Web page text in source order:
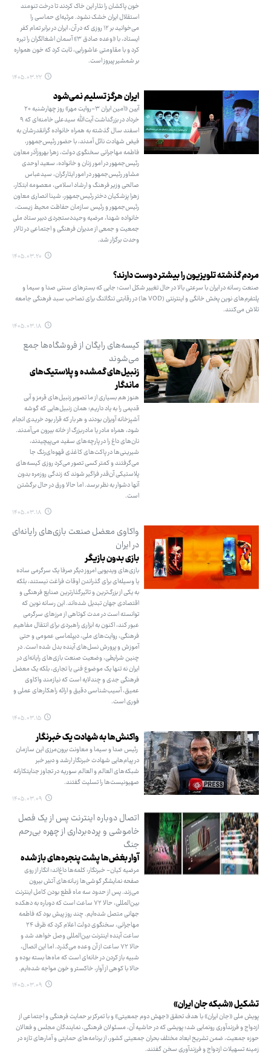
خون پاکشان را نثار این خاک کردند تا درخت تنومند
استقلال ایران خشک نشود. مرثیه‌ای حماسی را
می‌خوانید بر ۱۲ روزی که در آن، ایران در برابر تمام کفر
ایستاد، با «وعده صادق ۳» آسمان اشغالگران را تیره
کرد و با مقاومتی عاشورایی، ثابت کرد که خون همواره
بر شمشیر پیروز است.
۱۴۰۵.۰۳.۲۲
ایران هرگز تسلیم نمی‌شود
آیین «امین ایران ۳-روایت مهر» روز چهارشنبه ۲۰
خرداد در بزرگداشت آیت‌الله سیدعلی خامنه‌ای که ۹
اسفند سال گذشته به همراه خانواده گرانقدرشان به
فیض شهادت نائل آمدند، با حضور رئیس‌جمهور،
فاطمه مهاجرانی سخنگوی دولت، زهرا بهروزآذر معاون
رئیس‌جمهور در امور زنان و خانواده، سعید اوحدی
مشاور رئیس‌جمهور در امور ایثارگران، سیدعباس
صالحی وزیر فرهنگ و ارشاد اسلامی، معصومه ابتکار،
زهرا پزشکیان دختر رئیس‌جمهور، شینا انصاری معاون
رئیس‌جمهور و رئیس سازمان حفاظت محیط زیست،
خانواده شهدا، مرضیه وحیددستجردی دبیر ستاد ملی
جمعیت و جمعی از مدیران فرهنگی و اجتماعی در تالار
وحدت برگزار شد.
۱۴۰۵.۰۳.۲۰
مردم گذشته تلویزیون را بیشتر دوست دارند؟
صنعت رسانه در ایران با سرعتی بالا در حال تغییر شکل است؛ جایی که بسترهای سنتی صدا و سیما و
پلتفرم‌های نوین پخش خانگی و اینترنتی (VOD ها) در رقابتی تنگاتنگ برای تصاحب سبد فرهنگی جامعه
تلاش می‌کنند.
۱۴۰۵.۰۳.۱۸
کیسه‌های رایگان از فروشگاه‌ها جمع
می‌شوند
زنبیل‌های گمشده و پلاستیک‌های
ماندگار
هنوز هم بسیاری از ما تصویر زنبیل‌های قرمز و آبی
قدیمی را به یاد داریم؛ همان زنبیل‌هایی که گوشه
آشپزخانه آویزان بودند و هر بار که قرار بود خریدی انجام
شود، همراه مادر یا مادربزرگ از خانه بیرون می‌آمدند.
نان‌های داغ را در پارچه‌های سفید می‌پیچیدند،
شیرینی‌ها در پاکت‌های کاغذی قهوه‌ای‌رنگ جا
می‌گرفتند و کمتر کسی تصور می‌کرد روزی کیسه‌های
پلاستیکی آن‌قدر فراگیر شوند که زندگی روزمره بدون
آنها دشوار به نظر برسد. اما حالا ورق در حال برگشتن
است.
۱۴۰۵.۰۳.۱۸
واکاوی معضل صنعت بازی‌های رایانه‌ای
در ایران
بازی بدون بازیگر
بازی‌های ویدیویی امروز دیگر صرفا یک سرگرمی ساده
یا وسیله‌ای برای گذراندن اوقات فراغت نیستند، بلکه
به یکی از بزرگ‌ترین و تاثیرگذارترین صنایع فرهنگی و
اقتصادی جهان تبدیل شده‌اند. این رسانه نوین که
توانسته است در مدت کوتاهی از مرزهای سرگرمی
عبور کند، اکنون به ابزاری راهبردی برای انتقال مفاهیم
فرهنگی، روایت‌های ملی، دیپلماسی عمومی و حتی
آموزش و پرورش نسل‌های آینده بدل شده است. در
چنین شرایطی، وضعیت صنعت بازی‌های رایانه‌ای در
ایران نه تنها یک موضوع فنی یا تجاری، بلکه یک معضل
فرهنگی جدی و چندلایه است که نیازمند واکاوی
عمیق، آسیب‌شناسی دقیق و ارائه راهکارهای عملی و
فوری است.
۱۴۰۵.۰۳.۱۵
واکنش‌ها به شهادت یک خبرنگار
رئیس صدا و سیما و معاونت برون‌مرزی این سازمان
در پیام‌هایی شهادت خبرنگار ارشد و دبیر خبر
شبکه‌های العالم و العالم سوریه در تجاوز جنایتکارانه
صهیونیست‌ها را تسلیت گفتند.
۱۴۰۵.۰۳.۰۹
اتصال دوباره اینترنت پس از یک فصل
خاموشی و پرده‌برداری از چهره بی‌رحم
جنگ
آوار بغض‌ها پشت پنجره‌های باز شده
مرضیه کیان- خبرنگار: کلمه‌ها داغ‌اند؛ انگار از روی
صفحه نمایشگر گوشی‌ها زبانه‌های آتش بیرون
می‌زند. پس از حدود سه ماه قطع بودن کامل اینترنت
بین‌المللی، حالا ۷۲ ساعت است که دوباره به دهکده
جهانی متصل شده‌ایم. چند روز پیش بود که فاطمه
مهاجرانی، سخنگوی دولت اعلام کرد که ظرف ۲۴
ساعت آینده اینترنت بین‌المللی وصل خواهد شد و
حالا ۷۲ ساعت از آن وعده می‌گذرد. اما این اتصال،
شبیه باز کردن در خانه‌ای است که ماه‌ها بسته بوده و
حالا با کوهی از آوار، خاکستر و خون مواجه شده‌ایم.
۱۴۰۵.۰۳.۰۹
تشکیل «شبکه جان ایران»
پویش ملی «جان ایران» با هدف تحقق «جهش دوم جمعیتی» و با تمرکز بر حمایت فرهنگی و اجتماعی از
ازدواج و فرزندآوری رونمایی شد؛ پویشی که در حاشیه آن، مسئولان فرهنگی، نمایندگان مجلس و فعالان
حوزه جمعیت، ضمن تشریح ابعاد مختلف بحران جمعیتی کشور، از برنامه‌های حمایتی و آمارهای تازه در
زمینه تسهیلات ازدواج و فرزندآوری سخن گفتند.